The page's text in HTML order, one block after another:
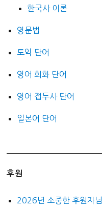
한국사 이론
영문법
토익 단어
영어 회화 단어
영어 접두사 단어
일본어 단어
후원
2026년 소중한 후원자님